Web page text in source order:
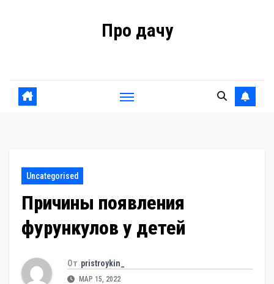
Про дачу
Uncategorised
Причины появления
фурункулов у детей
От pristroykin_
МАР 15, 2022